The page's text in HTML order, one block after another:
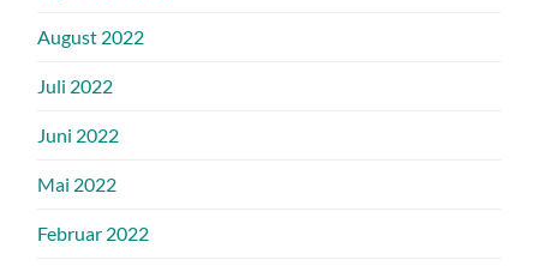
August 2022
Juli 2022
Juni 2022
Mai 2022
Februar 2022